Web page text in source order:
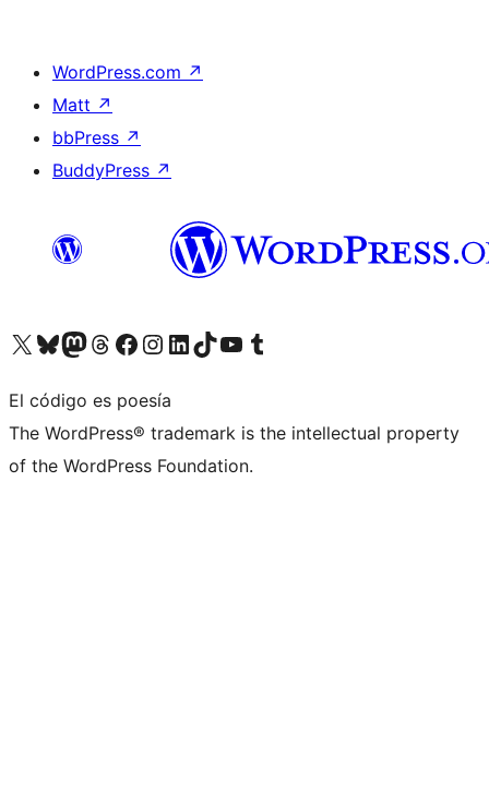
WordPress.com ↗
Matt ↗
bbPress ↗
BuddyPress ↗
Visita nuestra cuenta de X (anteriormente Twitter)
Visita nuestra cuenta de Bluesky
Visita nuestra cuenta de Mastodon
Visita nuestra cuenta de Threads
Visita nuestra página de Facebook
Visita nuestra cuenta de Instagram
Visita nuestra cuenta de LinkedIn
Visita nuestra cuenta de TikTok
Visita nuestro canal de YouTube
Visita nuestra cuenta de Tumblr
El código es poesía
The WordPress® trademark is the intellectual property
of the WordPress Foundation.